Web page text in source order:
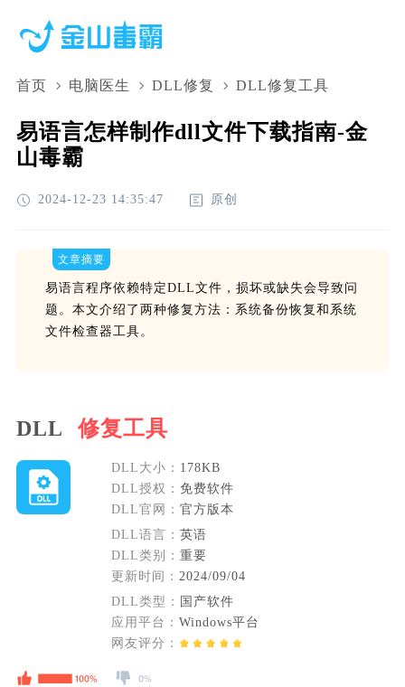
首页 电脑医生 DLL修复 DLL修复工具
易语言怎样制作dll文件下载指南-金
山毒霸
2024-12-23 14:35:47 原创
文章摘要
易语言程序依赖特定DLL文件，损坏或缺失会导致问
题。本文介绍了两种修复方法：系统备份恢复和系统
文件检查器工具。
DLL 修复工具
DLL大小： 178KB
DLL授权： 免费软件
DLL官网： 官方版本
DLL语言： 英语
DLL类别： 重要
更新时间： 2024/09/04
DLL类型：
国产软件
应用平台： Windows平台
网友评分：